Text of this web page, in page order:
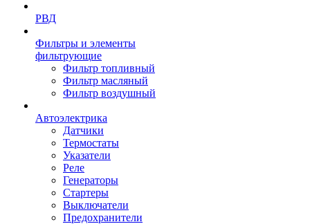
РВД
Фильтры и элементы
фильтрующие
Фильтр топливный
Фильтр масляный
Фильтр воздушный
Автоэлектрика
Датчики
Термостаты
Указатели
Реле
Генераторы
Стартеры
Выключатели
Предохранители